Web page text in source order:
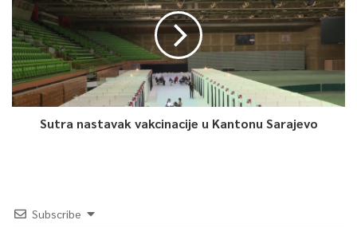
Sutra nastavak vakcinacije u Kantonu Sarajevo
Subscribe